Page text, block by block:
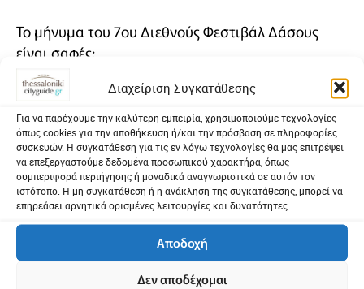
Διαχείριση Συγκατάθεσης
Για να παρέχουμε την καλύτερη εμπειρία, χρησιμοποιούμε τεχνολογίες
όπως cookies για την αποθήκευση ή/και την πρόσβαση σε πληροφορίες
συσκευών. Η συγκατάθεση για τις εν λόγω τεχνολογίες θα μας επιτρέψει
να επεξεργαστούμε δεδομένα προσωπικού χαρακτήρα, όπως
συμπεριφορά περιήγησης ή μοναδικά αναγνωριστικά σε αυτόν τον
ιστότοπο. Η μη συγκατάθεση ή η ανάκληση της συγκατάθεσης, μπορεί να
επηρεάσει αρνητικά ορισμένες λειτουργίες και δυνατότητες.
Αποδοχή
Δεν αποδέχομαι
Το μήνυμα του 7ου Διεθνούς Φεστιβάλ Δάσους
είναι σαφές:
Ανάμεσά μας: ένας εύθραυστος κόσμος
που αντέχει μόνο όσο τον διατηρούμε.
Και μας καλεί:
Να σταθούμε.
Να παραμείνουμε παρατηρητικοί.
Να παραμείνουμε τρυφεροί.
Όχι επειδή είναι εύκολο, αλλά ακριβώς επειδή
είναι επικίνδυνο.